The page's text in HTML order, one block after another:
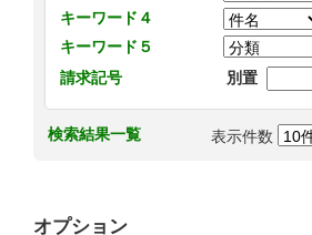
キーワード４
キーワード５
請求記号
別置
検索結果一覧 表示件数
オプション